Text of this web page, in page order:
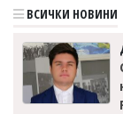
ВСИЧКИ НОВИНИ